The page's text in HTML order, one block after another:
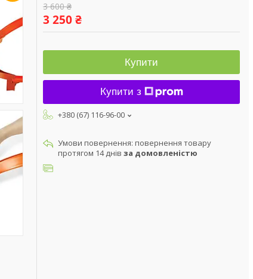
3 600 ₴
3 250 ₴
Купити
Купити з
+380 (67) 116-96-00
повернення товару
протягом 14 днів за домовленістю